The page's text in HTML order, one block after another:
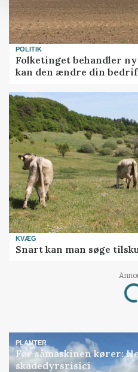
POLITIK
Folketinget behandler
kan den ændre din
KVÆG
Snart kan man søge
PLANTER
Før såmaskinen kører:
skadedyrsrisici